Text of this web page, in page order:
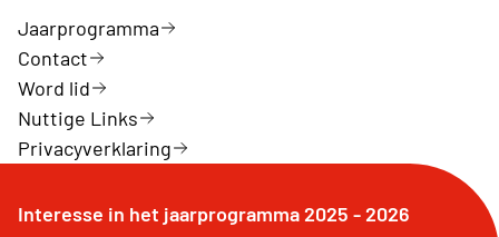
Jaarprogramma
Contact
Word lid
Nuttige Links
Privacyverklaring
Interesse in het jaarprogramma 2025 - 2026